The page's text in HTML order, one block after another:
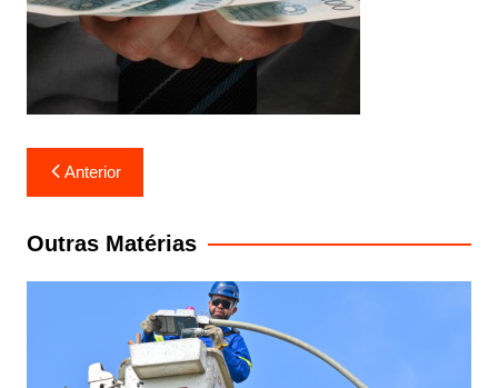
Navegação
de
Post
Anterior
Outras Matérias